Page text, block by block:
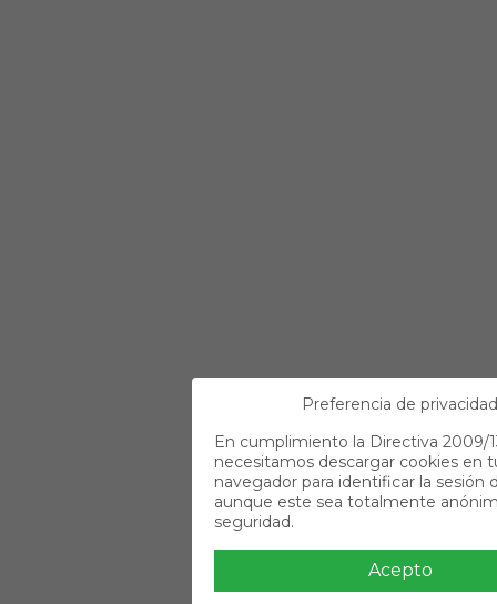
Preferencia de privacidad
En cumplimiento la Directiva 2009/
necesitamos descargar cookies en
navegador para identificar la sesión
aunque este sea totalmente
seguridad.
Acepto